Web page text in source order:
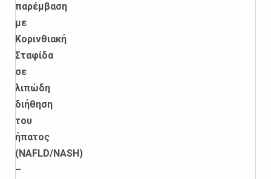
παρέμβαση
με
Κορινθιακή
Σταφίδα
σε
λιπώδη
διήθηση
του
ήπατος
(NAFLD/NASH)
–